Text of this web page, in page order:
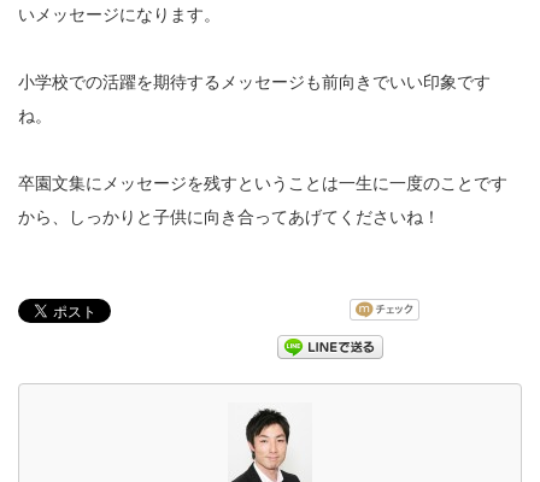
いメッセージになります。
小学校での活躍を期待するメッセージも前向きでいい印象です
ね。
卒園文集にメッセージを残すということは一生に一度のことです
から、しっかりと子供に向き合ってあげてくださいね！